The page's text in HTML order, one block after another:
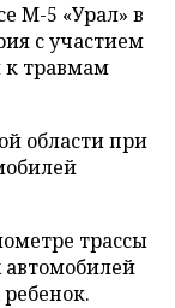
М-5 «Урал» в
с участием
к травмам
области при
трассы